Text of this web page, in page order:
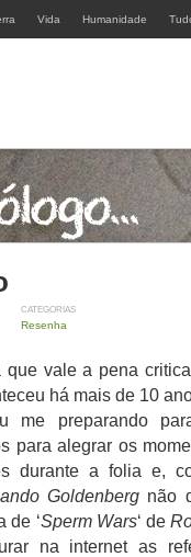
Vida Humanidade
CATEGORIAS
Resenha
que vale a pena
há mais de 10
me preparando
para alegrar os
durante a folia e,
Goldenberg não
de ‘Sperm Wars‘ de
na internet as